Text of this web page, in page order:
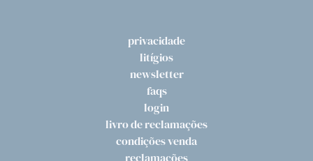
privacidade
litígios
newsletter
faqs
login
livro de reclamações
condições venda
reclamações